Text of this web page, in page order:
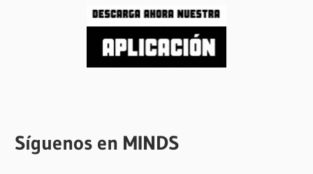
Síguenos en MINDS